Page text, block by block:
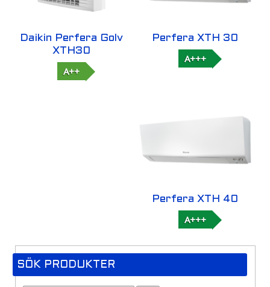
Daikin Perfera Golv
XTH30
A++
Perfera XTH 30
A+++
Perfera XTH 40
A+++
SÖK PRODUKTER